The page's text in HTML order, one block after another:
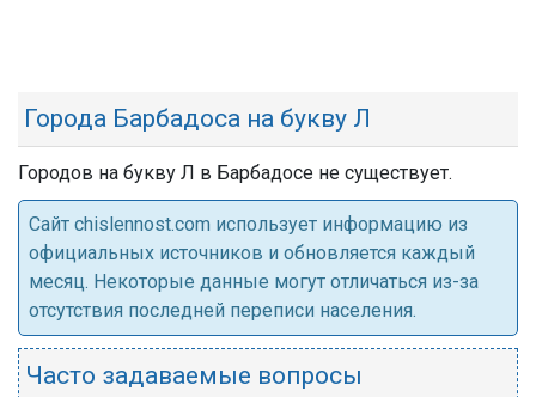
Города Барбадоса на букву Л
Городов на букву Л в Барбадосе не существует.
Cайт chislennost.com использует информацию из
официальных источников и обновляется каждый
месяц. Некоторые данные могут отличаться из-за
отсутствия последней переписи населения.
Часто задаваемые вопросы